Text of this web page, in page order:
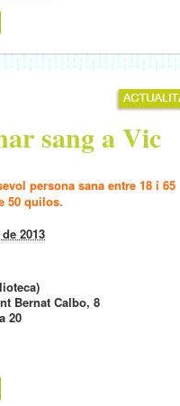
sang a Vic
persona sana entre 18 i 65
50 quilos.
2013
Bernat Calbo, 8
20